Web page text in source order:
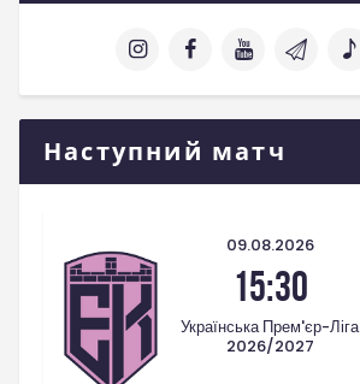
Наступний матч
09.08.2026
15:30
Українська Прем'єр-Ліга
2026/2027